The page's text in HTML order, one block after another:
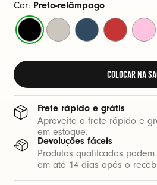
Cor: Preto-relâmpago
Preto-
relâmpago
Cinza-
carbono
Azul
polar
Vermelho
elétrico
Rosa-
choque
COLOCAR NA
Frete rápido e grátis
Aproveite o frete rápido e
em estoque.
Devoluções fáceis
Produtos qualifcados
em até 14 dias após o